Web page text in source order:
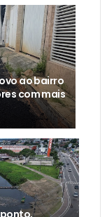
ao bairro
com mais